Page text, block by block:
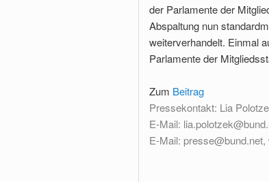
der Parlamente der
Abspaltung nun
weiterverhandelt. Einmal
Parlamente der
Zum Beitrag
Pressekontakt: Lia
E-Mail:
E-Mail: